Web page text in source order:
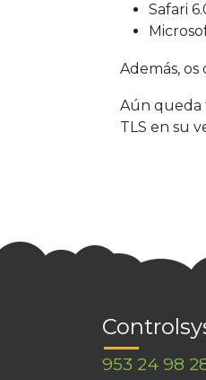
Safari
Además,
Aún queda
TLS en su
953 24 98